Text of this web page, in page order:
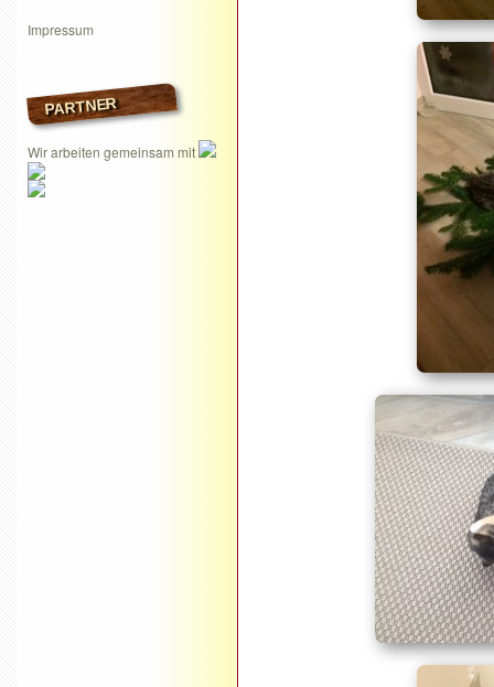
Impressum
PARTNER
Wir arbeiten gemeinsam mit